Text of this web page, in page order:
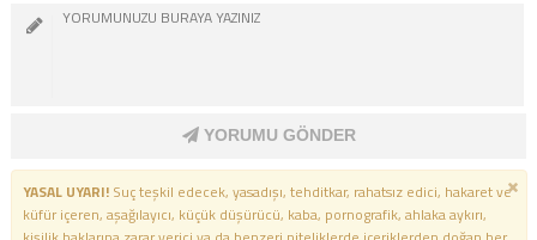
YORUMU GÖNDER
YASAL UYARI!Suç teşkil edecek, yasadışı, tehditkar, rahatsız edici, hakaret ve
küfür içeren, aşağılayıcı, küçük düşürücü, kaba, pornografik, ahlaka aykırı,